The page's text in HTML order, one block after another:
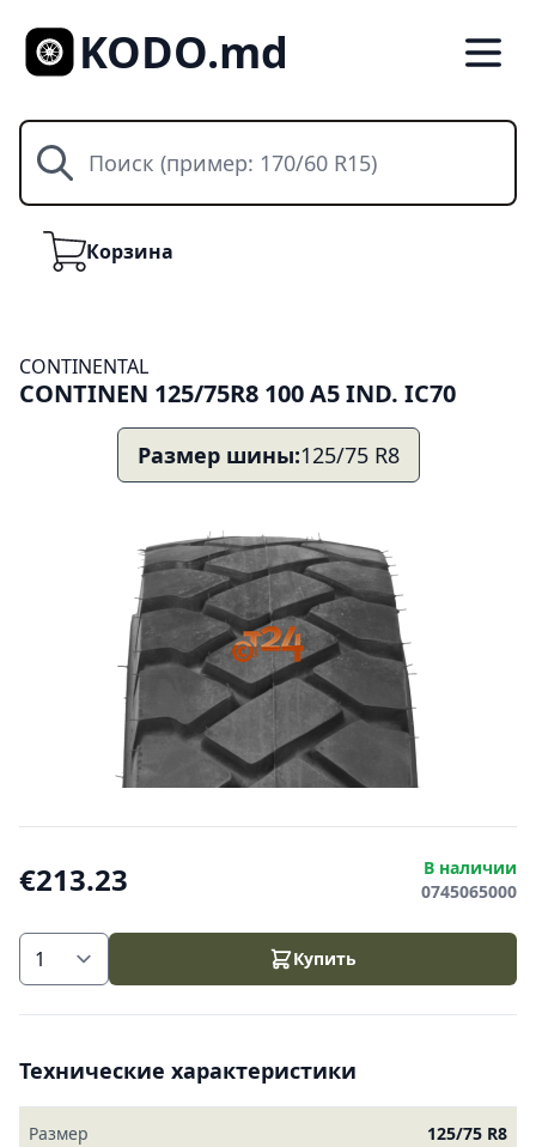
KODO.md
Поиск
КорзинаКорзина
CONTINENTAL
CONTINEN 125/75R8 100 A5 IND. IC70
Размер шины:125/75 R8
€213.23
В наличии
0745065000
Купить
Технические характеристики
Размер 125/75 R8